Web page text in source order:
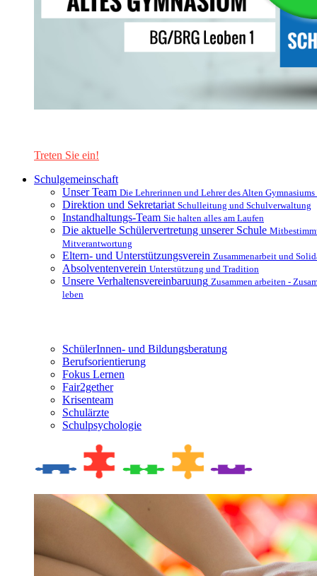
Treten Sie ein!
Schulgemeinschaft
Unser Team Die Lehrerinnen und Lehrer des Alten
Direktion und Sekretariat Schulleitung und Schulverwaltung
Instandhaltungs-Team Sie halten alles am Laufen
Die aktuelle Schülervertretung unserer Schule
Mitverantwortung
Eltern- und Unterstützungsverein Zusammenarbeit und
Absolventenverein Unterstützung und Tradition
Unsere Verhaltensvereinbaruung Zusammen arbeiten -
leben
SchülerInnen- und Bildungsberatung
Berufsorientierung
Fokus Lernen
Fair2gether
Krisenteam
Schulärzte
Schulpsychologie